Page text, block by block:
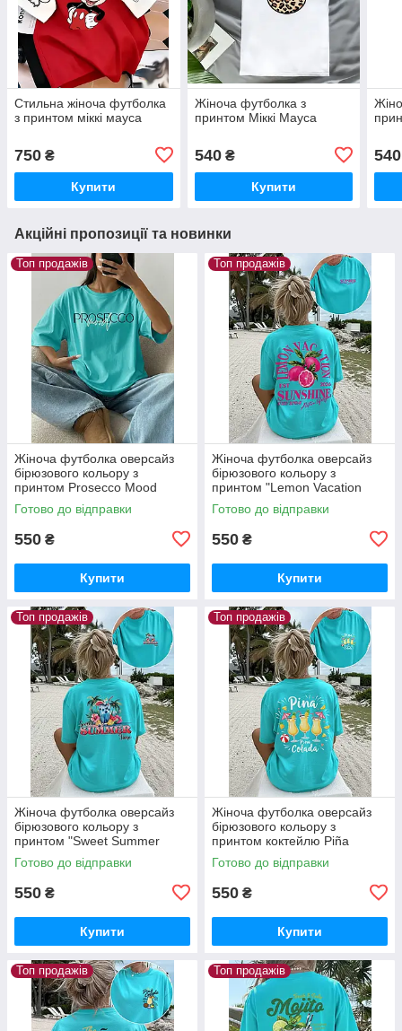
Стильна жіноча футболка
з принтом міккі мауса
750 ₴
Купити
Жіноча футболка з
принтом Міккі Мауса
540₴
Купити
540
Акційні пропозиції та новинки
Топ продажів
Жіноча футболка оверсайз
бірюзового кольору з
принтом Prosecco Mood
Готово до відправки
550 ₴
Купити
Топ продажів
Жіноча футболка оверсайз
бірюзового кольору з
принтом "Lemon Vacation
Sunshine"
Готово до відправки
550 ₴
Купити
Топ продажів
Жіноча футболка оверсайз
бірюзового кольору з
принтом "Sweet Summer
Time"
Готово до відправки
550 ₴
Купити
Топ продажів
Жіноча футболка оверсайз
бірюзового кольору з
принтом коктейлю Piña
Colada
Готово до відправки
550 ₴
Купити
Топ продажів Топ продажів